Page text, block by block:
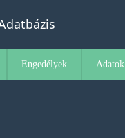
Engedélyek Adatok